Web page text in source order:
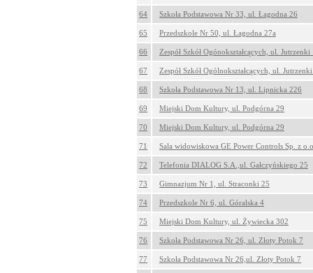
64 Szkoła Podstawowa Nr 33, ul. Łagodna 26
65 Przedszkole Nr 50, ul. Łagodna 27a
66 Zespół Szkół Ogónokształcących, ul. Jutrzenki
67 Zespół Szkół Ogólnokształcących, ul.
68 Szkoła Podstawowa Nr 13, ul. Lipnicka 226
69 Miejski Dom Kultury, ul. Podgórna 29
70 Miejski Dom Kultury, ul. Podgórna 29
71 Sala widowiskowa GE Power Controls Sp. z
72 Telefonia DIALOG S.A.,ul. Gałczyńskiego 25
73 Gimnazjum Nr 1, ul. Straconki 25
74 Przedszkole Nr 6, ul. Góralska 4
75 Miejski Dom Kultury, ul. Żywiecka 302
76 Szkoła Podstawowa Nr 26, ul. Złoty Potok 7
77 Szkoła Podstawowa Nr 26,ul. Złoty Potok 7